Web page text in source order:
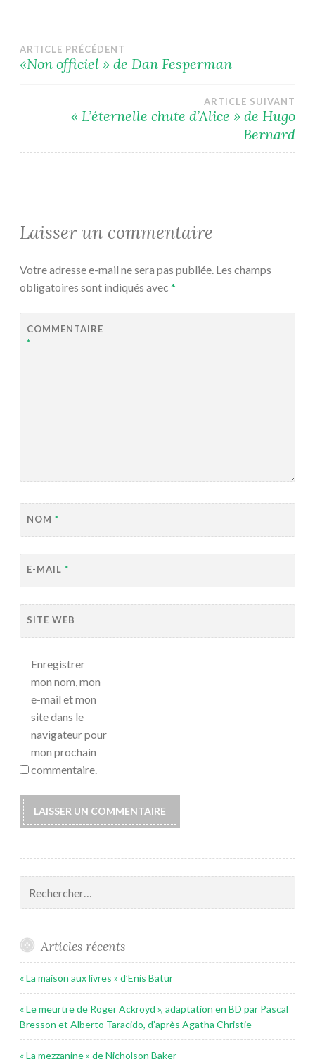
Navigation
l’article
ARTICLE PRÉCÉDENT
«Non officiel » de Dan Fesperman
ARTICLE SUIVANT
« L’éternelle chute d’Alice » de Hugo
Bernard
Laisser un commentaire
Votre adresse e-mail ne sera pas publiée. Les champs
obligatoires sont indiqués avec *
COMMENTAIRE
*
NOM *
E-MAIL *
SITE WEB
Enregistrer
mon nom, mon
e-mail et mon
site dans le
navigateur pour
mon prochain
commentaire.
Articles récents
« La maison aux livres » d’Enis Batur
« Le meurtre de Roger Ackroyd », adaptation en BD par Pascal
Bresson et Alberto Taracido, d’après Agatha Christie
« La mezzanine » de Nicholson Baker